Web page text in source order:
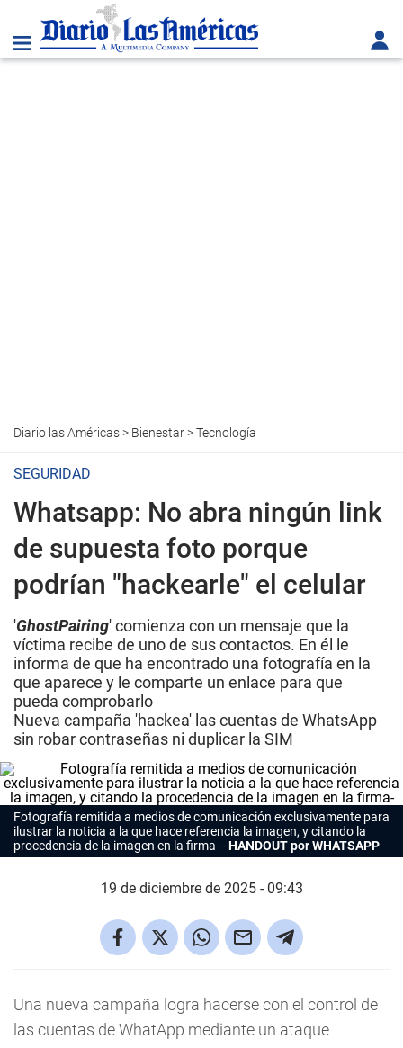
Diario las Américas> Bienestar>Tecnología
SEGURIDAD
Whatsapp: No abra ningún link
de supuesta foto porque
podrían "hackearle" el celular
'GhostPairing' comienza con un mensaje que la
víctima recibe de uno de sus contactos. En él le
informa de que ha encontrado una fotografía en la
que aparece y le comparte un enlace para que
pueda comprobarlo
Nueva campaña 'hackea' las cuentas de WhatsApp
sin robar contraseñas ni duplicar la SIM
Fotografía remitida a medios de comunicación exclusivamente para
ilustrar la noticia a la que hace referencia la imagen, y citando la
procedencia de la imagen en la firma-
HANDOUT por WHATSAPP
19 de diciembre de 2025 - 09:43
Una nueva campaña logra hacerse con el control de
las cuentas de WhatApp mediante un ataque